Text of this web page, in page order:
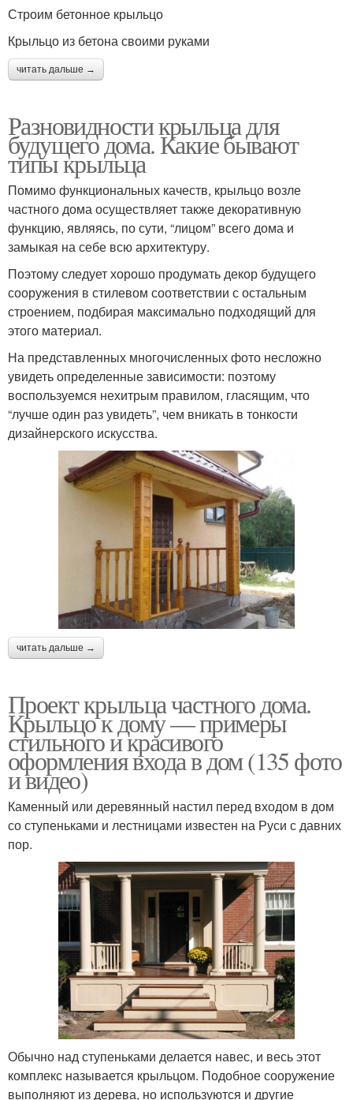
Строим бетонное крыльцо
Крыльцо из бетона своими руками
читать дальше →
Разновидности крыльца для
будущего дома. Какие бывают
типы крыльца
Помимо функциональных качеств, крыльцо возле
частного дома осуществляет также декоративную
функцию, являясь, по сути, “лицом” всего дома и
замыкая на себе всю архитектуру.
Поэтому следует хорошо продумать декор будущего
сооружения в стилевом соответствии с остальным
строением, подбирая максимально подходящий для
этого материал.
На представленных многочисленных фото несложно
увидеть определенные зависимости: поэтому
воспользуемся нехитрым правилом, гласящим, что
“лучше один раз увидеть”, чем вникать в тонкости
дизайнерского искусства.
читать дальше →
Проект крыльца частного дома.
Крыльцо к дому — примеры
стильного и красивого
оформления входа в дом (135 фото
и видео)
Каменный или деревянный настил перед входом в дом
со ступеньками и лестницами известен на Руси с давних
пор.
Обычно над ступеньками делается навес, и весь этот
комплекс называется крыльцом. Подобное сооружение
выполняют из дерева, но используются и другие